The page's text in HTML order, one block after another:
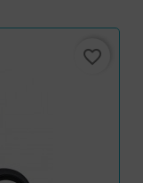
favorite_border